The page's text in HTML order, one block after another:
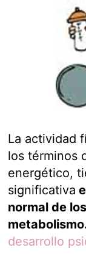
La actividad
los términos
energético,
significativa
normal de
desarrollo